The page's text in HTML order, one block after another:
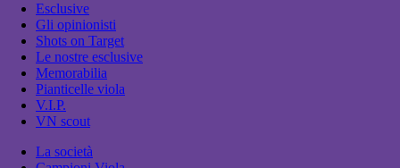
Esclusive
Gli opinionisti
Shots on Target
Le nostre esclusive
Memorabilia
Pianticelle viola
V.I.P.
VN scout
La società